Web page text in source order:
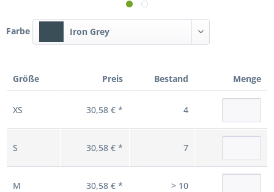
Farbe Iron Grey
Größe Preis Bestand Menge
XS 30,58 € * 4
S 30,58 € * 7
M 30,58 € * > 10